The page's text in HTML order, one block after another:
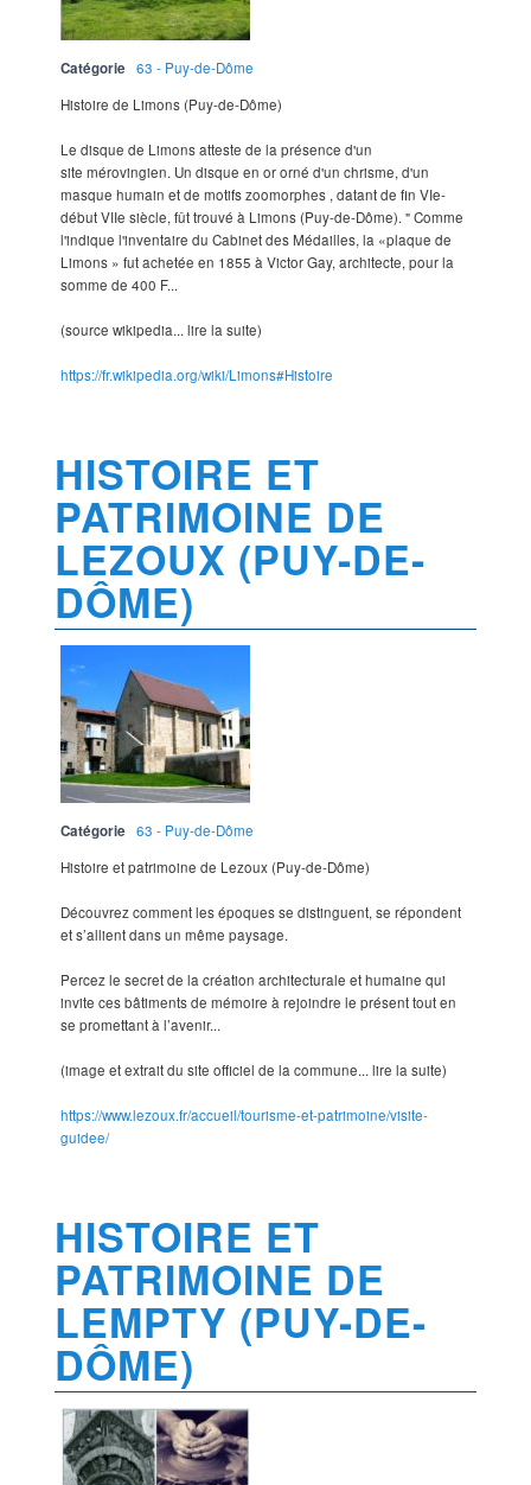
Catégorie
63 - Puy-de-Dôme
Histoire de Limons (Puy-de-Dôme)
Le disque de Limons atteste de la présence d'un
site mérovingien. Un disque en or orné d'un chrisme, d'un
masque humain et de motifs zoomorphes , datant de fin VIe-
début VIIe siècle, fût trouvé à Limons (Puy-de-Dôme). " Comme
l'indique l'inventaire du Cabinet des Médailles, la «plaque de
Limons » fut achetée en 1855 à Victor Gay, architecte, pour la
somme de 400 F...
(source wikipedia... lire la suite)
https://fr.wikipedia.org/wiki/Limons#Histoire
HISTOIRE ET
PATRIMOINE DE
LEZOUX (PUY-DE-
DÔME)
Catégorie
63 - Puy-de-Dôme
Histoire et patrimoine de Lezoux (Puy-de-Dôme)
Découvrez comment les époques se distinguent, se répondent
et s’allient dans un même paysage.
Percez le secret de la création architecturale et humaine qui
invite ces bâtiments de mémoire à rejoindre le présent tout en
se promettant à l’avenir...
(image et extrait du site officiel de la commune... lire la suite)
https://www.lezoux.fr/accueil/tourisme-et-patrimoine/visite-
guidee/
HISTOIRE ET
PATRIMOINE DE
LEMPTY (PUY-DE-
DÔME)